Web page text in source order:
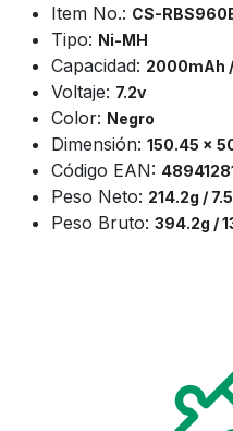
Item No.: CS-
Tipo: Ni-MH
Capacidad: 2000mAh
Voltaje: 7.2v
Color: Negro
Dimensión: 150.45 x
Código EAN:
Peso Neto: 214.2g /
Peso Bruto: 394.2g /